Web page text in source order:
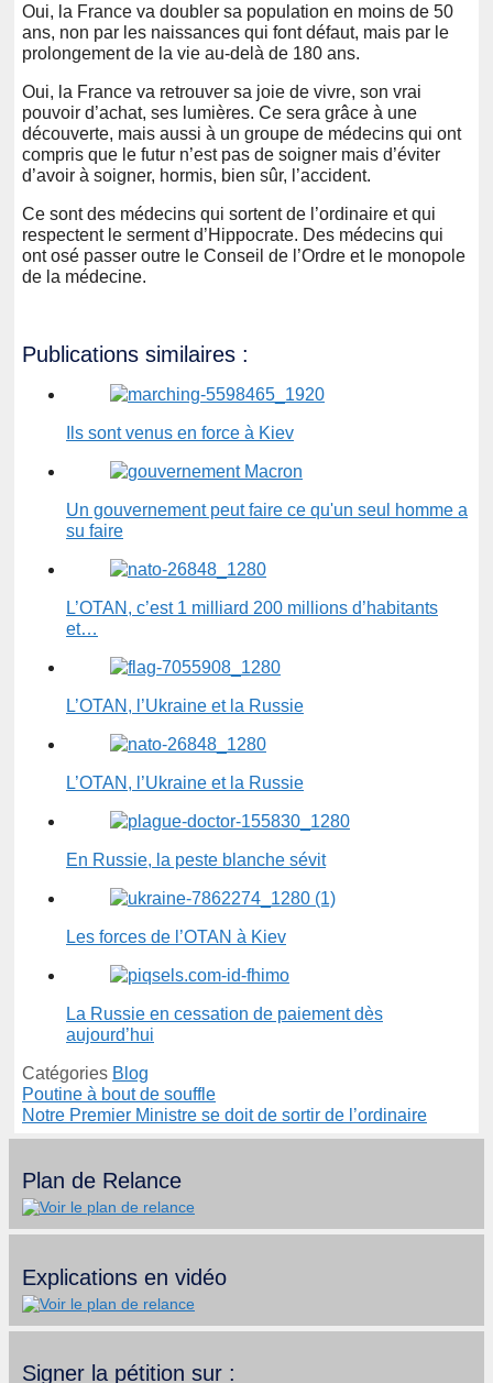
Oui, la France va doubler sa population en moins de 50
ans, non par les naissances qui font défaut, mais par le
prolongement de la vie au-delà de 180 ans.
Oui, la France va retrouver sa joie de vivre, son vrai
pouvoir d’achat, ses lumières. Ce sera grâce à une
découverte, mais aussi à un groupe de médecins qui ont
compris que le futur n’est pas de soigner mais d’éviter
d’avoir à soigner, hormis, bien sûr, l’accident.
Ce sont des médecins qui sortent de l’ordinaire et qui
respectent le serment d’Hippocrate. Des médecins qui
ont osé passer outre le Conseil de l’Ordre et le monopole
de la médecine.
Publications similaires :
Ils sont venus en force à Kiev
Un gouvernement peut faire ce qu'un seul homme a
su faire
L’OTAN, c’est 1 milliard 200 millions d’habitants
et…
L’OTAN, l’Ukraine et la Russie
L’OTAN, l’Ukraine et la Russie
En Russie, la peste blanche sévit
Les forces de l’OTAN à Kiev
La Russie en cessation de paiement dès
aujourd’hui
Catégories Blog
Poutine à bout de souffle
Notre Premier Ministre se doit de sortir de l’ordinaire
Plan de Relance
Explications en vidéo
Signer la pétition sur :